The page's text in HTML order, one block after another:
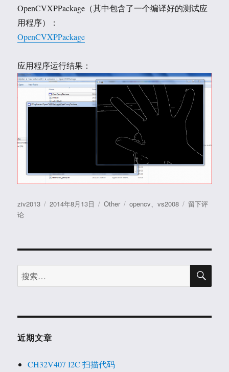
OpenCVXPPackage（其中包含了一个编译好的测试应
用程序）：
OpenCVXPPackage
应用程序运行结果：
作
者
ziv2013
发
2014年8月13日
分
Other
标
opencv、vs2008
于
XP
部
OpenCV
留下评
论
搜
索：
搜
近期文章
CH32V407 I2C 扫描代码